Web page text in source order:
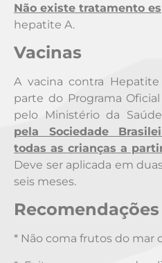
Não existe tratamento
hepatite A.
Vacinas
A vacina contra
parte do Programa
pelo Ministério da Saúde
pela Sociedade
todas as crianças a
Deve ser aplicada em
seis meses.
Recomendações
* Não coma frutos do mar